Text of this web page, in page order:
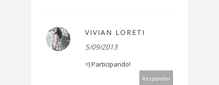
VIVIAN LORETI
5/09/2013
=) Participando!
Responder